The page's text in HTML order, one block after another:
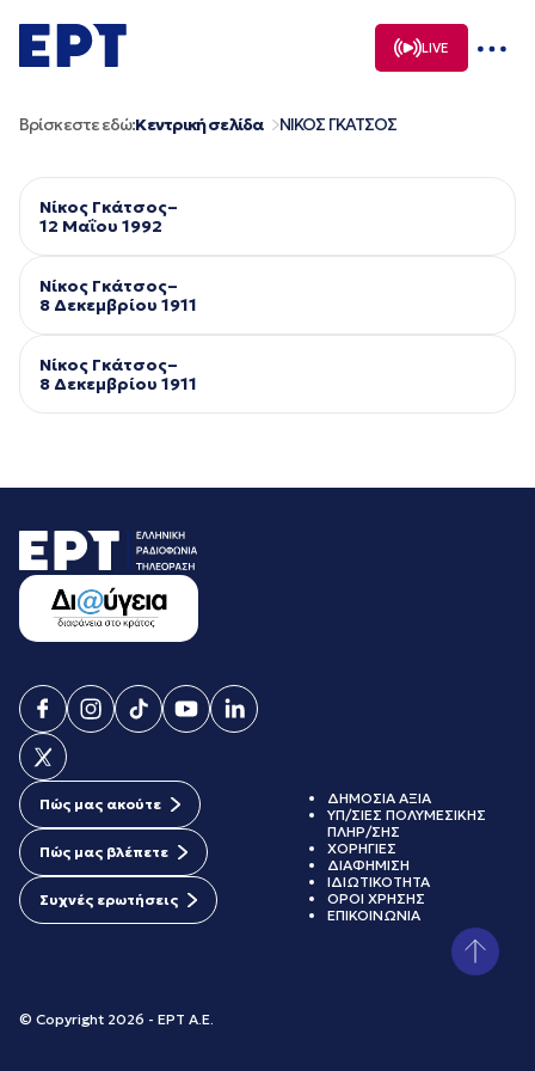
σε
περιεχόμενο
LIVE
Βρίσκεστε εδώ:Κεντρική σελίδα ΝΙΚΟΣ ΓΚΑΤΣΟΣ
Νίκος Γκάτσος–
12 Μαΐου 1992
Νίκος Γκάτσος–
8 Δεκεμβρίου 1911
Νίκος Γκάτσος–
8 Δεκεμβρίου 1911
Πώς μας ακούτε
Πώς μας βλέπετε
Συχνές ερωτήσεις
© Copyright 2026 - ΕΡΤ Α.Ε.
ΔΗΜΟΣΙΑ ΑΞΙΑ
ΥΠ/ΣΙΕΣ ΠΟΛΥΜΕΣΙΚΗΣ
ΠΛΗΡ/ΣΗΣ
ΧΟΡΗΓΙΕΣ
ΔΙΑΦΗΜΙΣΗ
ΙΔΙΩΤΙΚΟΤΗΤΑ
ΟΡΟΙ ΧΡΗΣΗΣ
ΕΠΙΚΟΙΝΩΝΙΑ